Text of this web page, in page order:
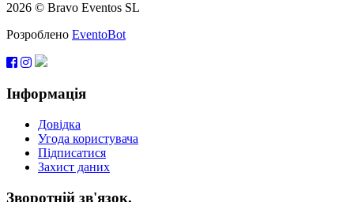
2026 © Bravo Eventos SL
Розроблено EventoBot
Інформація
Довідка
Угода користувача
Підписатися
Захист даних
Зворотній зв'язок.